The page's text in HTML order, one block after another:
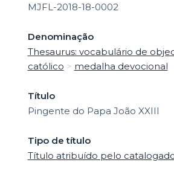
MJFL-2018-18-0002
Denominação
Thesaurus: vocabulário de
católico > medalha devocional
Título
Pingente do Papa João XXIII
Tipo de título
Título atribuído pelo